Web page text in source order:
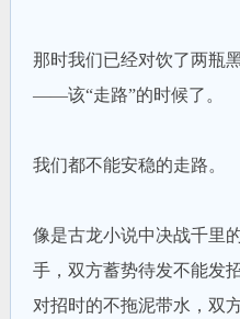
那时我们已经对饮了两瓶
——该“走路”的时候了。
我们都不能安稳的走路。
像是古龙小说中决战千里
手，双方蓄势待发不能发
对招时的不拖泥带水，双